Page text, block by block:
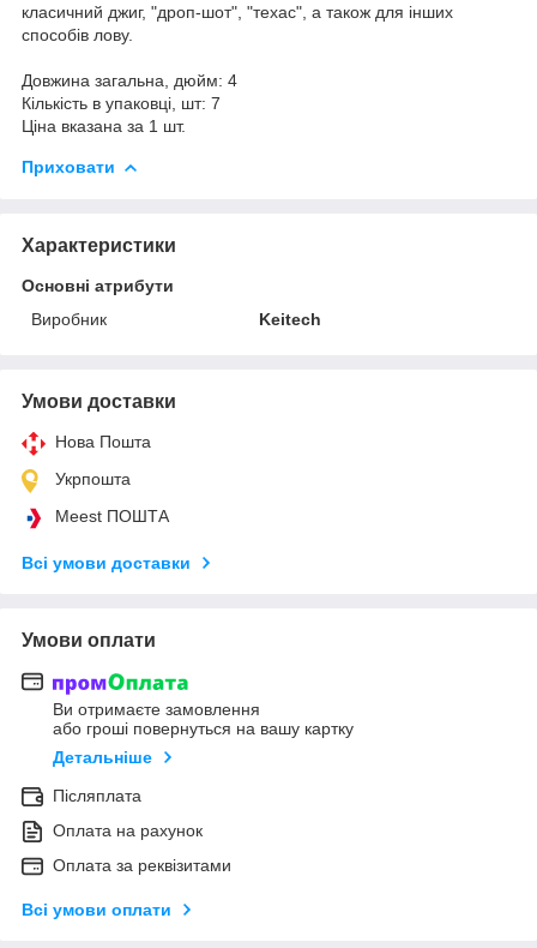
класичний джиг, "дроп-шот", "техас", а також для інших
способів лову.
Довжина загальна, дюйм: 4
Кількість в упаковці, шт: 7
Ціна вказана за 1 шт.
Приховати
Характеристики
Основні атрибути
Виробник
Keitech
Умови доставки
Нова Пошта
Укрпошта
Meest ПОШТА
Всі умови доставки
Умови оплати
Ви отримаєте замовлення
або гроші повернуться на вашу картку
Детальніше
Післяплата
Оплата на рахунок
Оплата за реквізитами
Всі умови оплати